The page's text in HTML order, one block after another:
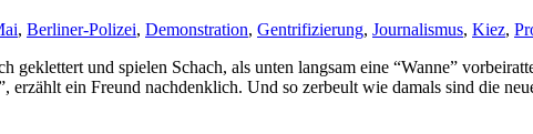
, Berliner-Polizei, Demonstration, Gentrifizierung, Journalismus, Kiez,
geklettert und spielen Schach, als unten langsam eine “Wanne”
erzählt ein Freund nachdenklich. Und so zerbeult wie damals sind die